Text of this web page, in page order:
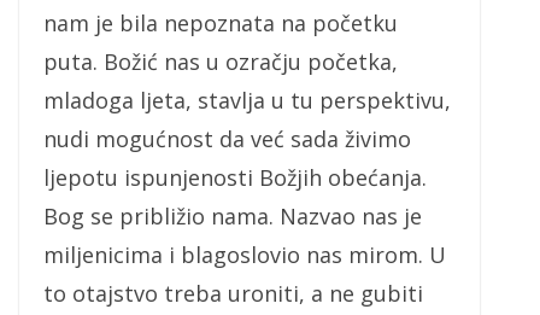
nam je bila nepoznata na početku
puta. Božić nas u ozračju početka,
mladoga ljeta, stavlja u tu perspektivu,
nudi mogućnost da već sada živimo
ljepotu ispunjenosti Božjih obećanja.
Bog se približio nama. Nazvao nas je
miljenicima i blagoslovio nas mirom. U
to otajstvo treba uroniti, a ne gubiti